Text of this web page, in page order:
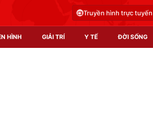
Truyền hình trực tuyến
HÌNH GIẢI TRÍ Y TẾ ĐỜI SỐNG